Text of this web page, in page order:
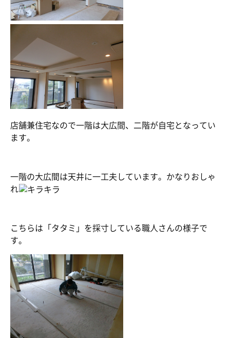
店舗兼住宅なので一階は大広間、二階が自宅となってい
ます。
一階の大広間は天井に一工夫しています。かなりおしゃ
れ
こちらは「タタミ」を採寸している職人さんの様子で
す。